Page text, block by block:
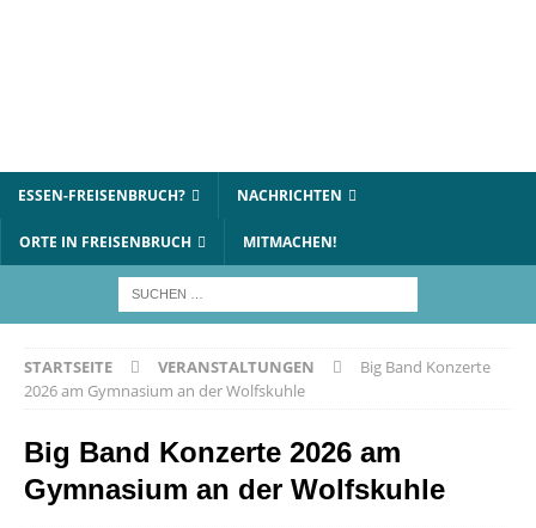
ESSEN-FREISENBRUCH? NACHRICHTEN
ORTE IN FREISENBRUCH MITMACHEN!
STARTSEITE VERANSTALTUNGEN
Big Band Konzerte
2026 am Gymnasium an der Wolfskuhle
Big Band Konzerte 2026 am
Gymnasium an der Wolfskuhle